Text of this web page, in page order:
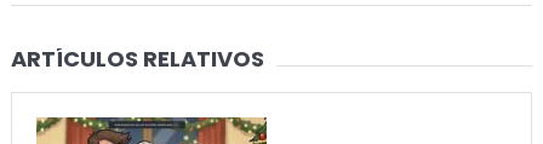
ARTÍCULOS RELATIVOS